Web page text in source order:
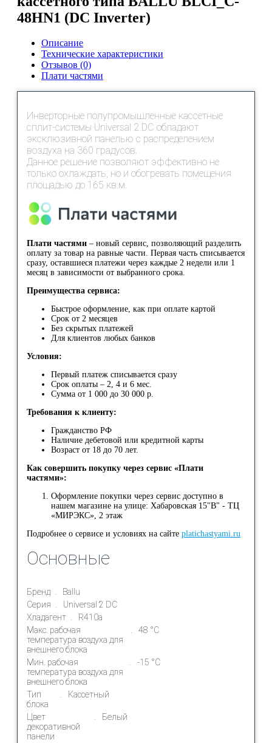
48HN1 (DC Inverter)
Описание
Технические характеристики
Отзывов (0)
Плати частями
Инверторные полупромышленные кассетные
сплит-системы Universal 2 DC обладают
эксклюзивной панелью с распределением
воздуха на 360 градусов.
Данное решение позволяют эффективно не
только охлаждать, но и обогревать помещения
площадью до 165 кв.м.
Плати частями – новый сервис, позволяющий разделить
оплату за товар на равные части. Первая часть списывается
сразу, оставшиеся платежи через каждые 2 недели или 1
месяц в зависимости от выбранного срока.
Преимущества сервиса:
Быстрое оформление, как при оплате картой
Срок от 2 месяцев
Без скрытых платежей
Для клиентов любых банков
Условия:
Первый платеж списывается сразу
Срок оплаты – 2, 4 и 6 мес.
Сумма от 1 000 до 30 000 р.
Требования к клиенту:
Гражданство РФ
Наличие дебетовой или кредитной карты
Возраст от 18 до 70 лет.
Как совершить покупку через сервис «Плати
частями»:
Оформление покупки через сервис доступно в
нашем магазине на улице: Хабаровская 15"В" - ТЦ
«МИРЭКС», 2 этаж
Подробнее о сервисе и условиях на сайте platichastyami.ru
Основные
Бренд
Ballu
Серия
Universal 2 DC
Хладагент
R410a
Макс. рабочая
температура воздуха для
внешнего блока
48 °С
Мин. рабочая
температура воздуха для
внешнего блока
-15 °С
Тип
блока
Кассетный
Цвет
декоративной
панели
Белый